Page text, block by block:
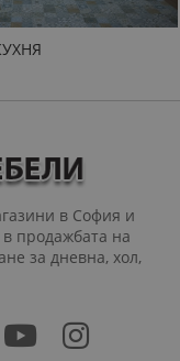
в София и
за дневна, хол,